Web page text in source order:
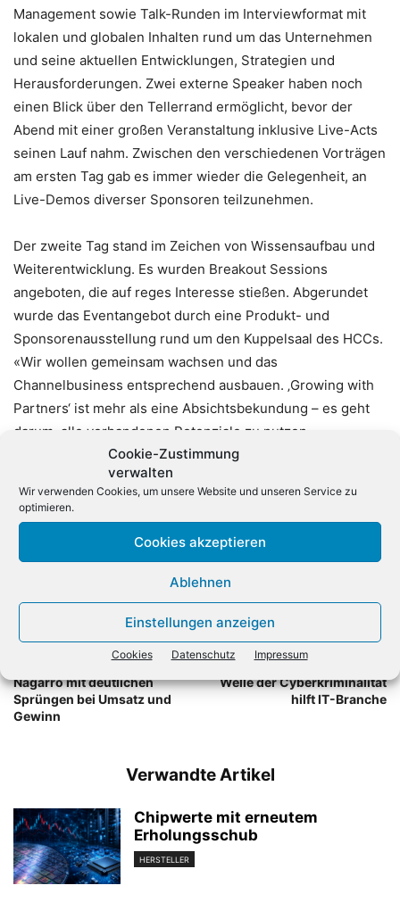
Cookie-Zustimmung
verwalten
Wir verwenden Cookies, um unsere Website und unseren Service zu
optimieren.
Cookies akzeptieren
Ablehnen
Einstellungen anzeigen
Cookies Datenschutz Impressum
Management sowie Talk-Runden im Interviewformat mit
lokalen und globalen Inhalten rund um das Unternehmen
und seine aktuellen Entwicklungen, Strategien und
Herausforderungen. Zwei externe Speaker haben noch
einen Blick über den Tellerrand ermöglicht, bevor der
Abend mit einer großen Veranstaltung inklusive Live-Acts
seinen Lauf nahm. Zwischen den verschiedenen Vorträgen
am ersten Tag gab es immer wieder die Gelegenheit, an
Live-Demos diverser Sponsoren teilzunehmen.
Der zweite Tag stand im Zeichen von Wissensaufbau und
Weiterentwicklung. Es wurden Breakout Sessions
angeboten, die auf reges Interesse stießen. Abgerundet
wurde das Eventangebot durch eine Produkt- und
Sponsorenausstellung rund um den Kuppelsaal des HCCs.
«Wir wollen gemeinsam wachsen und das
Channelbusiness entsprechend ausbauen. ‚Growing with
Partners‘ ist mehr als eine Absichtsbekundung – es geht
darum, alle vorhandenen Potenziale zu nutzen,
vorhandene Lösungen zu verbessern und jedes neue
Projekt über Partner abzubilden», so Santosh Wadwa,
Head of Product Channel Sales Central Europe bei Fujitsu.
Nagarro mit deutlichen
Sprüngen bei Umsatz und
Gewinn
Nächster Artikel
Welle der Cyberkriminalität
hilft IT-Branche
Verwandte Artikel
Chipwerte mit erneutem
Erholungsschub
HERSTELLER